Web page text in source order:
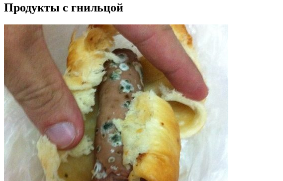
Продукты с гнильцой